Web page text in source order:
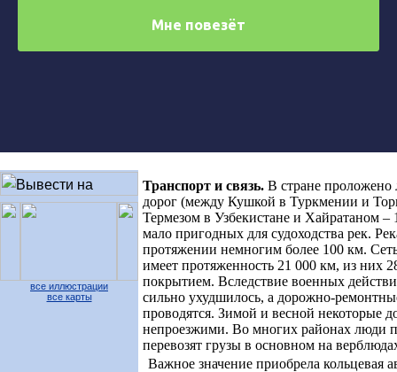
все иллюстрации
все карты
Транспорт и связь. В стране
дорог (между Кушкой в Туркмении и
Термезом в Узбекистане и Хайратаном –
мало пригодных для судоходства рек.
протяжении немногим более 100 км.
имеет протяженность 21 000 км, из них
покрытием. Вследствие военных
сильно ухудшилось, а дорожно-
проводятся. Зимой и весной некоторые
непроезжими. Во многих районах люди
перевозят грузы в основном на
Важное значение приобрела кольцевая